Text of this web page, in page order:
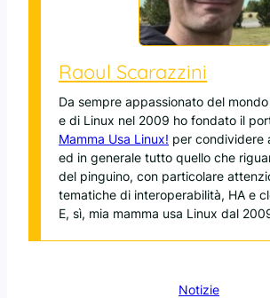
Raoul Scarazzini
Da sempre appassionato del
e di Linux nel 2009 ho fondato il
Mamma Usa Linux! per condividere
ed in generale tutto quello che
del pinguino, con particolare
tematiche di interoperabilità, HA e
E, sì, mia mamma usa Linux dal
Notizie